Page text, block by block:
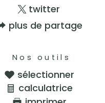
twitter
plus de partage
Nos outils
sélectionner
calculatrice